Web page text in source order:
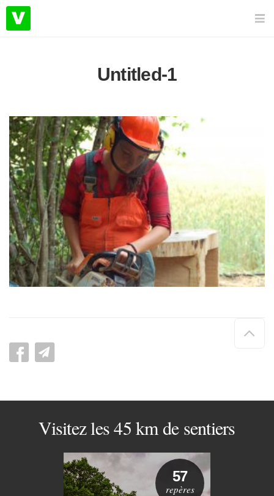
Untitled-1
de
Visitez les 45 km de sentiers
57
repères